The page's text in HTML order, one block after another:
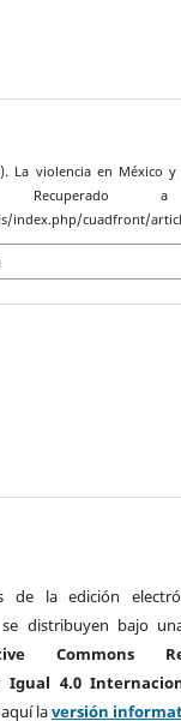
La violencia en México
index.php/cuadfront/
de la edición
se distribuyen bajo
Commons
Igual 4.0
laversión